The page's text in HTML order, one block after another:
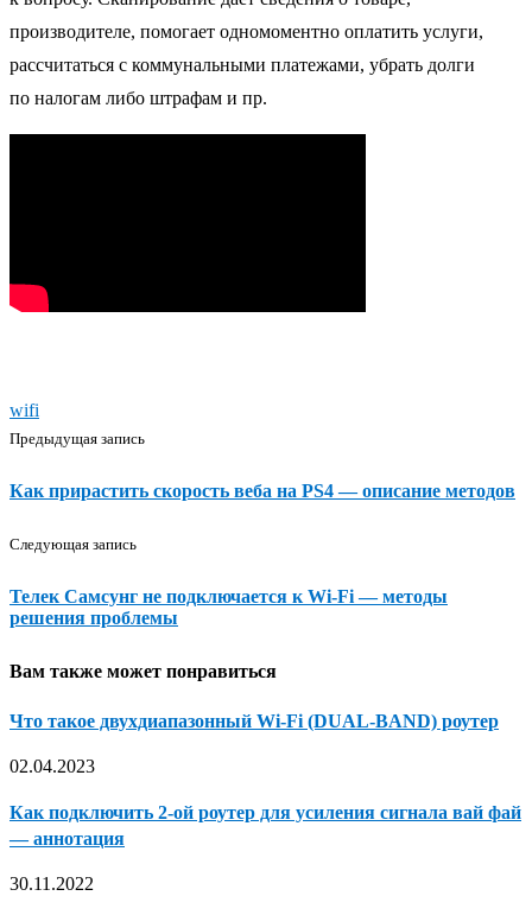
производителе, помогает одномоментно оплатить услуги,
рассчитаться с коммунальными платежами, убрать долги
по налогам либо штрафам и пр.
wifi
Предыдущая запись
Как прирастить скорость веба на PS4 — описание методов
Следующая запись
Телек Самсунг не подключается к Wi-Fi — методы
решения проблемы
Вам также может понравиться
Что такое двухдиапазонный Wi-Fi (DUAL-BAND) роутер
02.04.2023
Как подключить 2-ой роутер для усиления сигнала вай фай
— аннотация
30.11.2022